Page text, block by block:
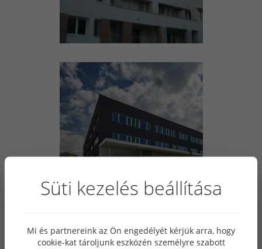
Süti kezelés beállítása
Mi és partnereink az Ön engedélyét kérjük arra, hogy
cookie-kat tároljunk eszközén személyre szabott